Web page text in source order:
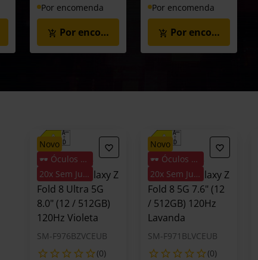
Por encomenda
Por encomenda
Por encomenda
Por encomenda
novo
🕶️ Óculos Oferta
20x Sem Juros
Smartphone
Samsung Galaxy Z
Fold 8 Ultra 5G
8.0" (12 / 512GB)
120Hz Violeta
SM-F976BZVCEUB
(0)
novo
🕶️ Óculos Oferta
20x Sem Juros
Smartphone
Samsung Galaxy Z
Fold 8 5G 7.6" (12
/ 512GB) 120Hz
Lavanda
SM-F971BLVCEUB
(0)